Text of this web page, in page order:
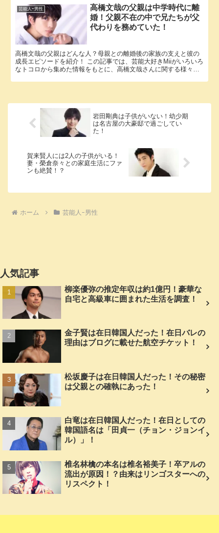
芸能人ｰ男性
高橋文哉の父親は中学時代に離
婚！父親不在の中で兄たちが父
代わりを務めていた！
高橋文哉の父親はどんな人？母親との離婚後の家族の支えと彼の
成長エピソードを紹介！ この記事では、芸能大好きMiiがいろいろ
なトコロから集めた情報をもとに、高橋文哉さんに関する様々な
岩田剛典は子供がいない！幼少期
は名古屋の大豪邸で過ごしてい
た！
賀来賢人には2人の子供がいる！
妻・榮倉奈々との家庭生活にファ
ンも絶賛！？
ホーム 芸能人ｰ男性
人気記事
柳楽優弥の推定年収は約1億円！豪華な
自宅と高級車に囲まれた生活を調査！
金子賢は在日韓国人だった！在日バレの
理由はブログに載せた航空チケット！
松坂慶子は在日韓国人だった！その秘密
は父親との確執にあった！
白竜は在日韓国人だった！在日としての
韓国語名は「田貞一（チョン・ジョンイ
ル）」！
椎名林檎の本名は椎名裕美子！卒アルの
流出が原因！？由来はリンゴスターへの
リスペクト！